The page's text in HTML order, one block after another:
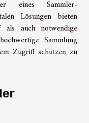
eines Sammler-
Lösungen bieten
auch notwendige
Sammlung
Zugriff schützen zu